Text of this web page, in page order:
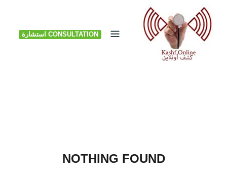
Skip
content
CONSULTATION استشارة
NOTHING FOUND